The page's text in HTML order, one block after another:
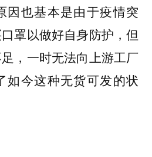
因也基本是由于疫情突
罩以做好自身防护，但
，一时无法向上游工厂
如今这种无货可发的状